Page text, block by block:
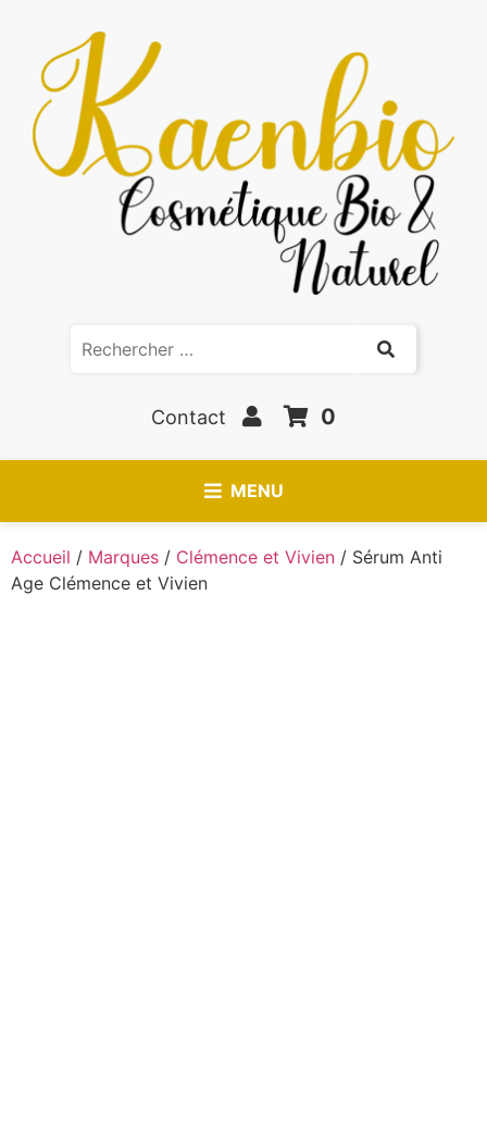
Contact 0
MENU
Accueil / Marques / Clémence et Vivien / Sérum Anti
Age Clémence et Vivien